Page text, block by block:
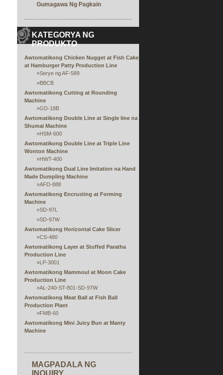
Gumagawa Ng Pagkain
KATEGORYA NG
PRODUKTO
Awtomatikong Chicken Nugget at Fish Cake
at Hamburger Patty Production Line
»Serye ng AF-589
»BBCB
Awtomatikong Cutting at Rounding
Machine
»GD-18B
Awtomatikong Double Line at Single line na
Shumai Machine
»HSM-600
Awtomatikong Double Line at Triple Line
Wonton Machine
»HWT-400
Awtomatikong Dual Line Imitation na Hand
Made Dumpling Machine
»AFD-888
Awtomatikong Encrusting at Forming
Machine
»SD-97L
»SD-97W
Awtomatikong Horizontal Cake Slicer
»CS-480
Awtomatikong Layer at Stuffed Paratha
Production Line
»LP-3001
Awtomatikong Mammoul at Moon Cake
Production Line
»AL-240-ST-801-SD-97W
Awtomatikong Meat Ball at Fish Ball
Production Plant
»FMB-60
Awtomatikong Mini Juicy Bun at Manty
Machine
Awtomatikong Rice Paper Steaming at
Stuffing Extruding Machine
MAGPADALA NG
INQUIRY